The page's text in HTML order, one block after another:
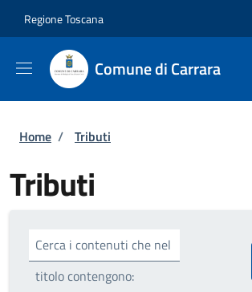
Regione Toscana
Comune di Carrara
Briciole di pane
Home / Tributi
Tributi
Cerca i contenuti che nel
titolo contengono: